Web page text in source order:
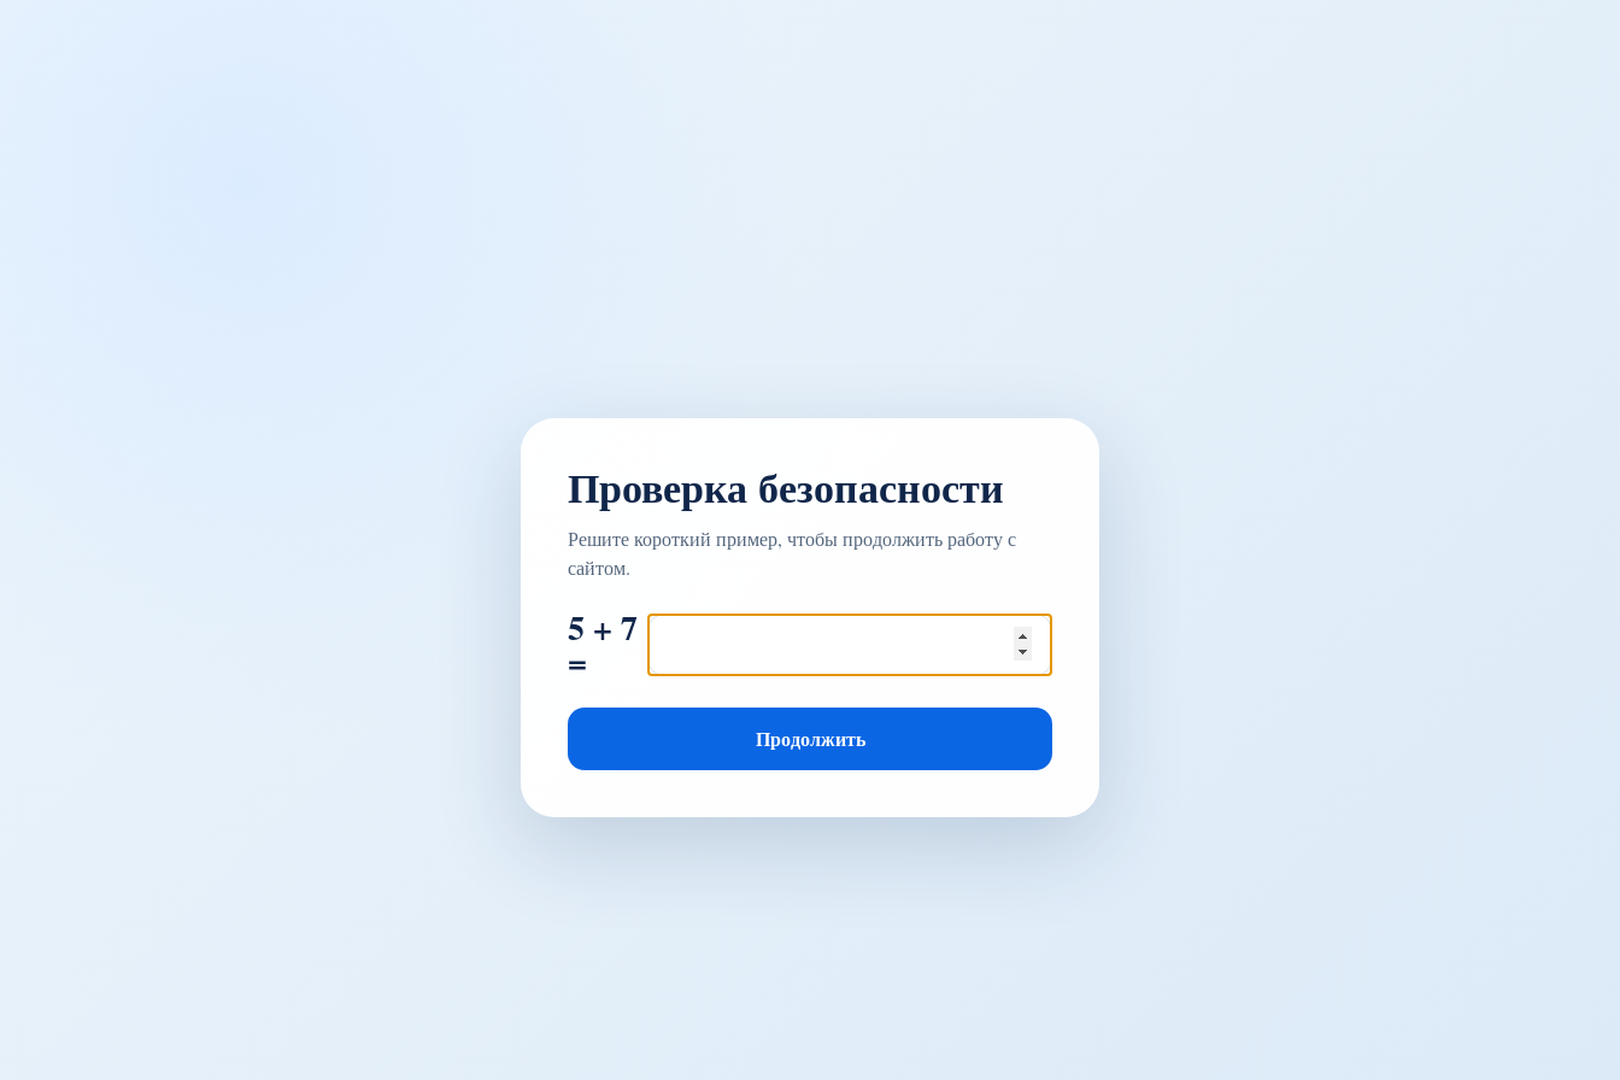
Проверка безопасности
Решите короткий пример, чтобы продолжить работу с
сайтом.
5 + 7
=
Продолжить